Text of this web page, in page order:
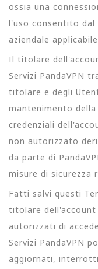
ossia una
l'uso consentito dal
aziendale
Il titolare
Servizi PandaVPN
titolare e degli
mantenimento
credenziali
non autorizzato
da parte di
misure di sicurezza
Fatti salvi questi
titolare dell'account
autorizzati di
Servizi PandaVPN
aggiornati,